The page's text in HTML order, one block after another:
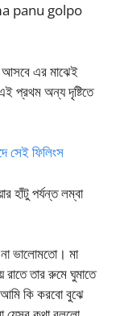
ma panu golpo
আসবে এর মাঝেই
প্রথম অন্য দৃষ্টিতে
ফিলিংস
হাঁটু পর্যন্ত লম্বা
ভালোমতো। মা
তার রুমে ঘুমাতে
কি করবো বুঝে